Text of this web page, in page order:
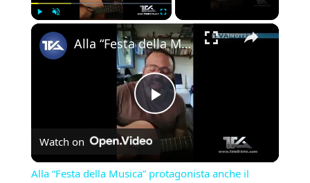
Fullscreen ×
Play
Video
Alla “Festa della Musica” protagonista anche il musicista di origini adranite Riccardo Tomasello
Watch on
Alla “Festa della Musica” protagonista anche il